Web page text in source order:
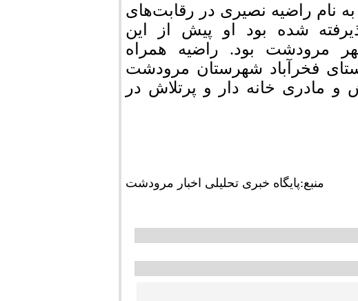
نام راضیه نصیری در رقابت‌های
شده بود او پیش از این
مرودشت بود. راضیه همراه
فخرآباد شهرستان مرودشت
مادری خانه دار و پرتلاش در
منبع:پايگاه خبری تحلیلی اخبار مرودشت